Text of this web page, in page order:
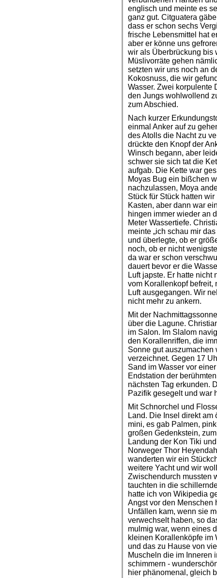
englisch und meinte es
ganz gut. Citguatera
dass er schon sechs
frische Lebensmittel hat
aber er könne uns
wir als Überbrückung bis
Müslivorräte gehen
setzten wir uns noch an
Kokosnuss, die wir
Wasser. Zwei korpulente
den Jungs wohlwollend
zum Abschied.
Nach kurzer
einmal Anker auf zu
des Atolls die Nacht zu
drückte den Knopf der
Winsch begann, aber
schwer sie sich tat die
aufgab. Die Kette war
Moyas Bug ein bißchen
nachzulassen, Moya
Stück für Stück hatten
Kasten, aber dann war
hingen immer wieder an
Meter Wassertiefe.
meinte „ich schau mir
und überlegte, ob er
noch, ob er nicht
da war er schon
dauert bevor er die
Luft japste. Er hatte nicht
vom Korallenkopf befreit,
Luft ausgegangen. Wir
nicht mehr zu ankern.
Mit der
über die Lagune.
im Salon. Im Slalom
den Korallenriffen, die
Sonne gut auszumachen
verzeichnet. Gegen 17
Sand im Wasser vor
Endstation der
nächsten Tag erkunden.
Pazifik gesegelt und war
Mit Schnorchel und
Land. Die Insel direkt
mini, es gab Palmen,
großen Gedenkstein,
Landung der Kon Tiki
Norweger Thor
wanderten wir ein
weitere Yacht und wir
Zwischendurch mussten
tauchten in die
hatte ich von Wikipedia
Angst vor den Menschen
Unfällen kam, wenn sie
verwechselt haben, so
mulmig war, wenn eines
kleinen Korallenköpfe im
und das zu Hause von
Muscheln die im Inneren
schimmern -
hier phänomenal, gleich